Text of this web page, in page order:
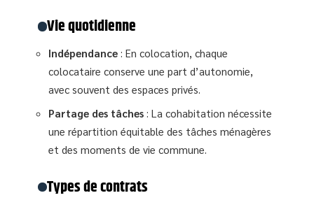
Vie quotidienne
Indépendance : En colocation, chaque
colocataire conserve une part d’autonomie,
avec souvent des espaces privés.
Partage des tâches : La cohabitation nécessite
une répartition équitable des tâches ménagères
et des moments de vie commune.
Types de contrats